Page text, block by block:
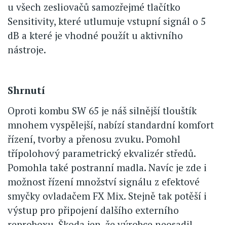
u všech zesliovačů samozřejmé tlačítko
Sensitivity, které utlumuje vstupní signál o 5
dB a které je vhodné použít u aktivního
nástroje.
Shrnutí
Oproti kombu SW 65 je náš silnější tlouštík
mnohem vyspělejší, nabízí standardní komfort
řízení, tvorby a přenosu zvuku. Pomohl
třípolohový parametrický ekvalizér středů.
Pomohla také postranní madla. Navíc je zde i
možnost řízení množství signálu z efektové
smyčky ovladačem FX Mix. Stejně tak potěší i
výstup pro připojení dalšího externího